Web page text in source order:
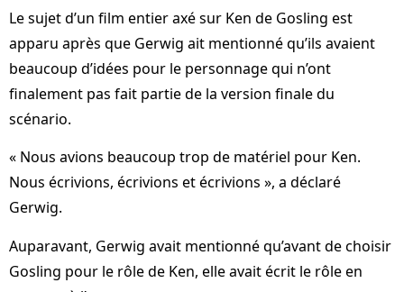
Le sujet d’un film entier axé sur Ken de Gosling est
apparu après que Gerwig ait mentionné qu’ils avaient
beaucoup d’idées pour le personnage qui n’ont
finalement pas fait partie de la version finale du
scénario.
« Nous avions beaucoup trop de matériel pour Ken.
Nous écrivions, écrivions et écrivions », a déclaré
Gerwig.
Auparavant, Gerwig avait mentionné qu’avant de choisir
Gosling pour le rôle de Ken, elle avait écrit le rôle en